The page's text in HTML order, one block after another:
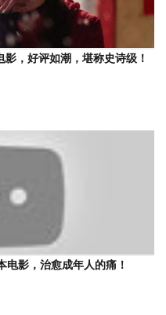
，好评如潮，堪称史诗级！
电影，治愈成年人的痛！